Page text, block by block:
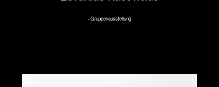
Gruppenausstellung